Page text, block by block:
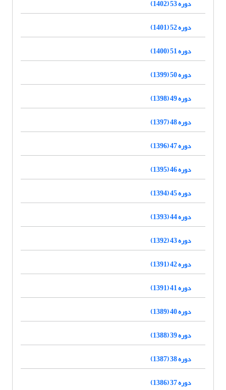
دوره 53 (1402)
دوره 52 (1401)
دوره 51 (1400)
دوره 50 (1399)
دوره 49 (1398)
دوره 48 (1397)
دوره 47 (1396)
دوره 46 (1395)
دوره 45 (1394)
دوره 44 (1393)
دوره 43 (1392)
دوره 42 (1391)
دوره 41 (1391)
دوره 40 (1389)
دوره 39 (1388)
دوره 38 (1387)
دوره 37 (1386)